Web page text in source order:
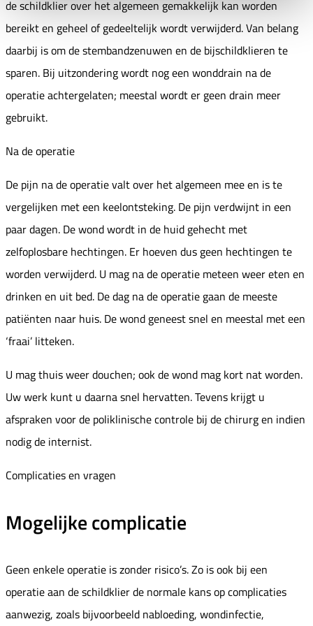
de schildklier over het algemeen gemakkelijk kan worden
bereikt en geheel of gedeeltelijk wordt verwijderd. Van belang
daarbij is om de stembandzenuwen en de bijschildklieren te
sparen. Bij uitzondering wordt nog een wonddrain na de
operatie achtergelaten; meestal wordt er geen drain meer
gebruikt.
Na de operatie
De pijn na de operatie valt over het algemeen mee en is te
vergelijken met een keelontsteking. De pijn verdwijnt in een
paar dagen. De wond wordt in de huid gehecht met
zelfoplosbare hechtingen. Er hoeven dus geen hechtingen te
worden verwijderd. U mag na de operatie meteen weer eten en
drinken en uit bed. De dag na de operatie gaan de meeste
patiënten naar huis. De wond geneest snel en meestal met een
‘fraai’ litteken.
U mag thuis weer douchen; ook de wond mag kort nat worden.
Uw werk kunt u daarna snel hervatten. Tevens krijgt u
afspraken voor de poliklinische controle bij de chirurg en indien
nodig de internist.
Complicaties en vragen
Mogelijke complicatie
Geen enkele operatie is zonder risico’s. Zo is ook bij een
operatie aan de schildklier de normale kans op complicaties
aanwezig, zoals bijvoorbeeld nabloeding, wondinfectie,